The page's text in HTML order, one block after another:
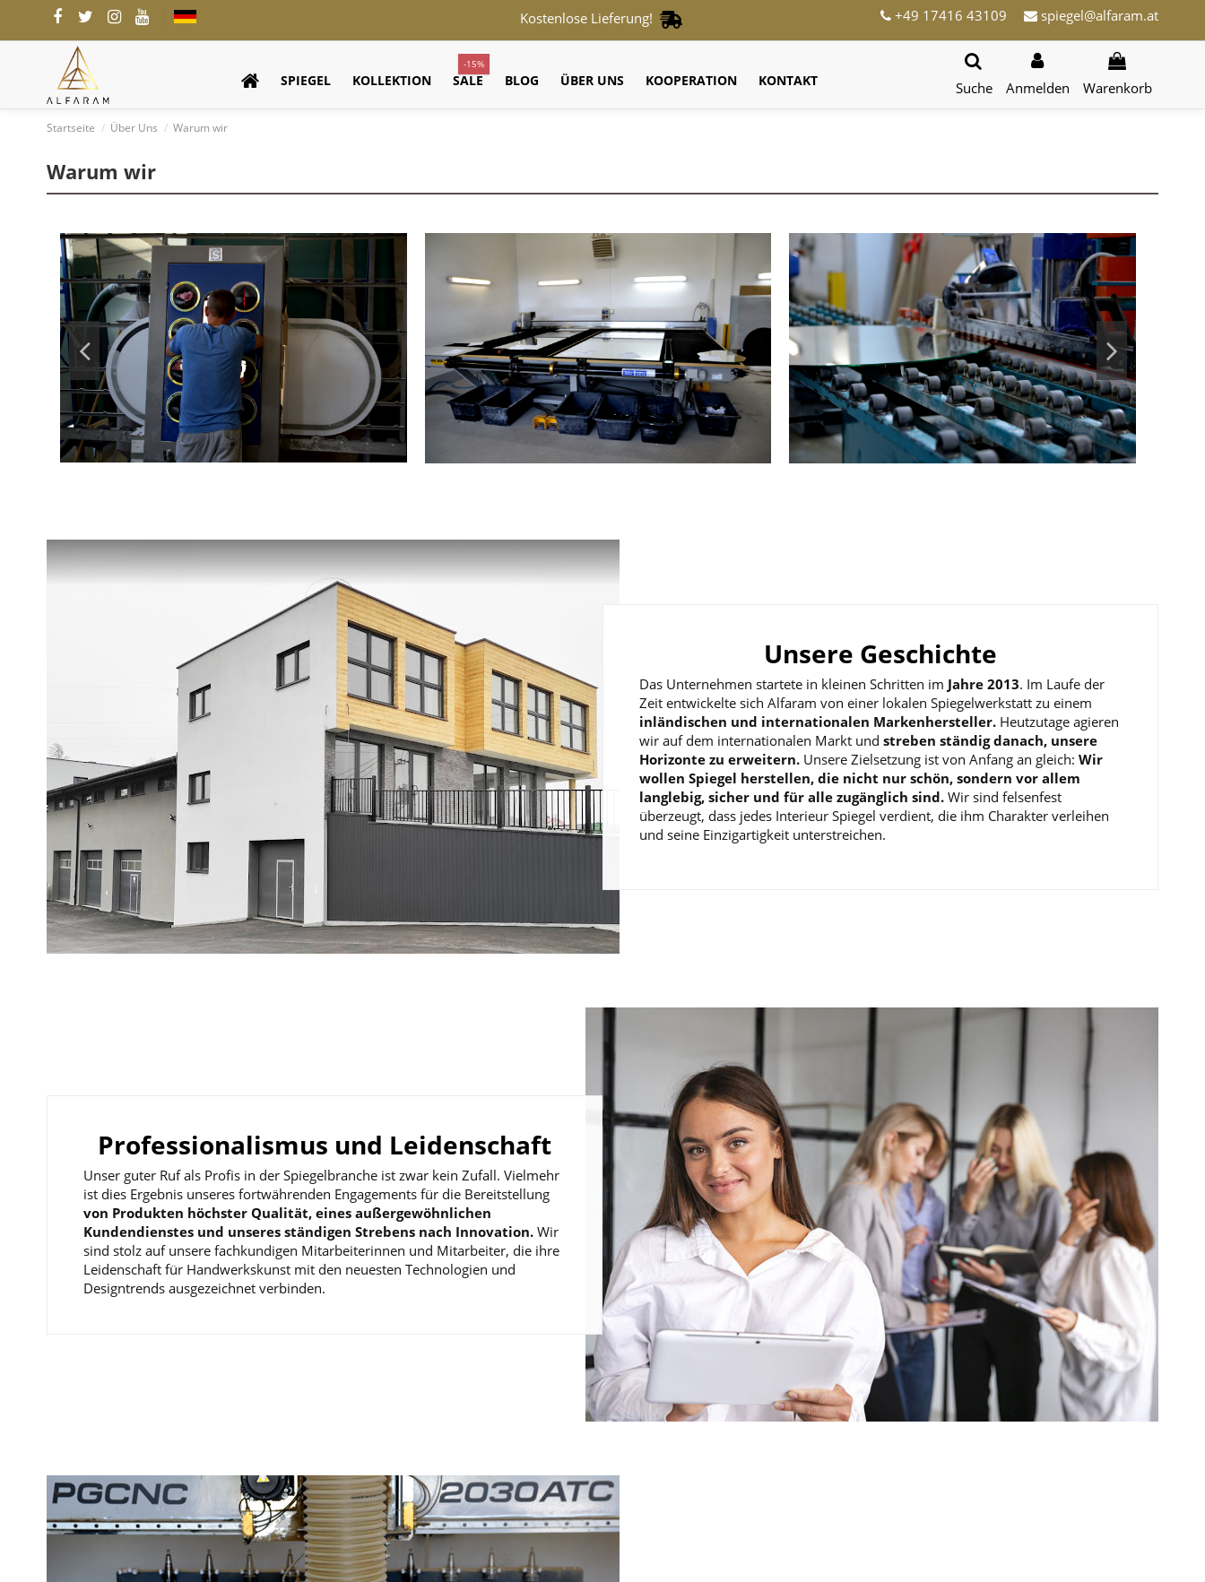
Kostenlose Lieferung! +49 17416 43109 spiegel@alfaram.at
SPIEGEL KOLLEKTION SALE
-15%
BLOG ÜBER UNS KOOPERATION KONTAKT Suche Anmelden Warenkorb
Startseite Über Uns Warum wir
Warum wir
Unsere Geschichte
Das Unternehmen startete in kleinen Schritten im Jahre 2013. Im Laufe der
Zeit entwickelte sich Alfaram von einer lokalen Spiegelwerkstatt zu einem
inländischen und internationalen Markenhersteller. Heutzutage agieren
wir auf dem internationalen Markt und streben ständig danach, unsere
Horizonte zu erweitern. Unsere Zielsetzung ist von Anfang an gleich: Wir
wollen Spiegel herstellen, die nicht nur schön, sondern vor allem
langlebig, sicher und für alle zugänglich sind. Wir sind felsenfest
überzeugt, dass jedes Interieur Spiegel verdient, die ihm Charakter verleihen
und seine Einzigartigkeit unterstreichen.
Professionalismus und Leidenschaft
Unser guter Ruf als Profis in der Spiegelbranche ist zwar kein Zufall. Vielmehr
ist dies Ergebnis unseres fortwährenden Engagements für die Bereitstellung
von Produkten höchster Qualität, eines außergewöhnlichen
Kundendienstes und unseres ständigen Strebens nach Innovation. Wir
sind stolz auf unsere fachkundigen Mitarbeiterinnen und Mitarbeiter, die ihre
Leidenschaft für Handwerkskunst mit den neuesten Technologien und
Designtrends ausgezeichnet verbinden.